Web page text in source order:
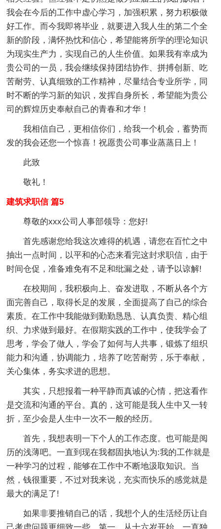
我会在今后的工作中虚心学习，加强积累，努力积极做
好工作。而今我即将毕业，就要进入我人生的第二个全
新的阶段，满怀热忱和信心，希望能将所学的理论知识
为现实生产力，实现自己的人生价值。如果我有幸成为
贵公司的一员，我会继续保持团结协作、拼搏创新、吃
苦耐劳、认真细致的工作精神，尽量结合专业所学，同
时不断的学习新的知识，发挥自身所长，希望能为贵公
司的辉煌历史奉献自己的青春和才华！
我相信自己，更相信你们，给我一个机会，蓄势而
发的我会还您一个惊喜！祝愿贵公司事业蒸蒸日上！
此致
敬礼！
建筑求职信 篇5
尊敬的xxx公司人事部领导：您好!
首先感谢您给我这次难得的机遇，请您在百忙之中
抽出一点时间，以平和的心态来看完这封求职信，由于
时间仓促，准备难免有不足和纰漏之处，请予以谅解!
在校期间，我积极向上、奋发进取，不断从各个方
面完善自己，取得长足的发展，全面提高了自己的综合
素质。在工作中我能做到勤勤恳恳、认真负责、精心组
织、力求做到最好。在假期实践的工作中，使我学会了
思考，学会了做人，学会了如何与人共事，锻炼了组织
能力和沟通，协调能力，培养了吃苦耐劳，乐于奉献，
关心集体，务实求进的思想。
其实，只想报着一种平静而真诚的心情，把这看作
是交流和沟通的平台。真的，这可能是我人生中又一转
折，至少会是人生中一次不一般的经历。
首先，我想表明一下个人的工作态度。也可能是阅
历的浅薄吧。一直到现在我都固执地认为:我的工作就是
一种学习的过程，能够在工作中不断地汲取知识。当
然，钱很重要，不过对我来说，充实而快乐的感觉就是
最大的满足了!
如果非要推销自己的话，我想个人的生活经历让自